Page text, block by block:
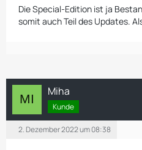
Die Special-Edition ist ja
somit auch Teil des Updates.
Miha
Kunde
2. Dezember 2022 um 08:38